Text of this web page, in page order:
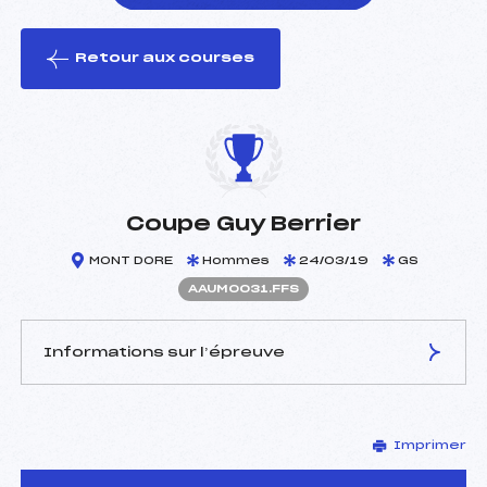
le ski
Retour aux courses
Coupe Guy Berrier
MONT DORE Hommes 24/03/19 GS
AAUM0031.FFS
Informations sur l’épreuve
DUBIEN LAURENT (AU)
Arbitre :
BELMONT JEAN JACQUES
Imprimer